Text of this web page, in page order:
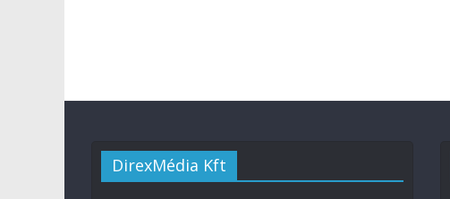
DirexMédia Kft